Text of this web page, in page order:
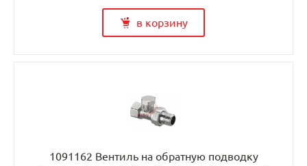
в корзину
1091162 Вентиль на обратную подводку